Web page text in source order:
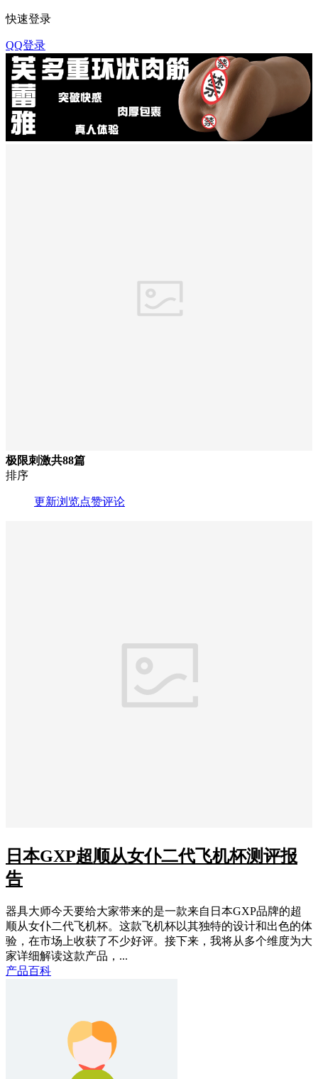
快速登录
QQ登录
极限刺激共88篇
排序
更新浏览点赞评论
日本GXP超顺从女仆二代飞机杯测评报
告
器具大师今天要给大家带来的是一款来自日本GXP品牌的超
顺从女仆二代飞机杯。这款飞机杯以其独特的设计和出色的体
验，在市场上收获了不少好评。接下来，我将从多个维度为大
家详细解读这款产品，...
产品百科